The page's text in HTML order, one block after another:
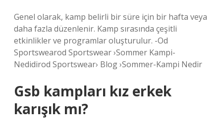
Genel olarak, kamp belirli bir süre için bir hafta veya
daha fazla düzenlenir. Kamp sırasında çeşitli
etkinlikler ve programlar oluşturulur. -Od
Sportswearod Sportswear ›Sommer Kampi-
Nedidirod Sportswear› Blog ›Sommer-Kampi Nedir
Gsb kampları kız erkek
karışık mı?